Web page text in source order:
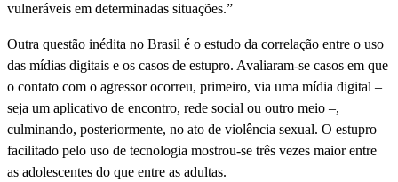
vulneráveis em determinadas situações.”
Outra questão inédita no Brasil é o estudo da correlação entre o uso
das mídias digitais e os casos de estupro. Avaliaram-se casos em que
o contato com o agressor ocorreu, primeiro, via uma mídia digital –
seja um aplicativo de encontro, rede social ou outro meio –,
culminando, posteriormente, no ato de violência sexual. O estupro
facilitado pelo uso de tecnologia mostrou-se três vezes maior entre
as adolescentes do que entre as adultas.